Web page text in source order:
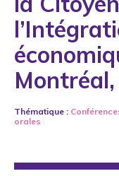
2011
2013
2014
A. Soden
A. Spahic-Blazevic
A. Tourigny
A. Veil
Thématique :
orales